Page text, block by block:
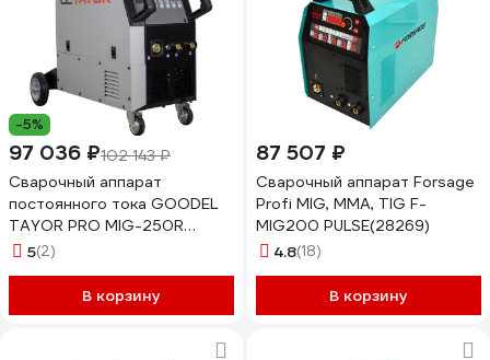
-5%
97 036 ₽102 143 ₽
Сварочный аппарат
постоянного тока GOODEL
TAYOR PRO MIG-250R
TMI0110
5(2)
В корзину
87 507 ₽
Сварочный аппарат Forsage
Profi MIG, MMA, TIG F-
MIG200 PULSE(28269)
4.8(18)
В корзину